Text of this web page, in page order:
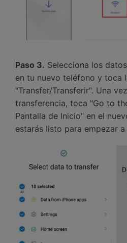
Paso 3. Selecciona los
en tu nuevo teléfono y toca
"Transfer/Transferir".󠀲󠀡󠀤󠀥󠀠󠀤󠀡󠀦󠀧󠀳󠀰 Una
transferencia, toca "Go to
Pantalla de Inicio" en el
estarás listo para empezar